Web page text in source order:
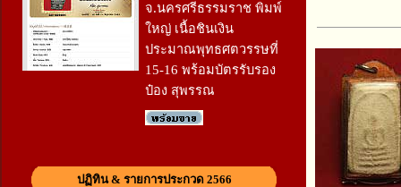
จ.นครศรีธรรมราช พิมพ์
ใหญ่ เนื้อชินเงิน
ประมาณพุทธศตวรรษที่
15-16 พร้อมบัตรรับรอง
ป๋อง สุพรรณ
ปฏิทิน & รายการประกวด 2566